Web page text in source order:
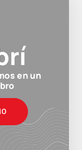
en un